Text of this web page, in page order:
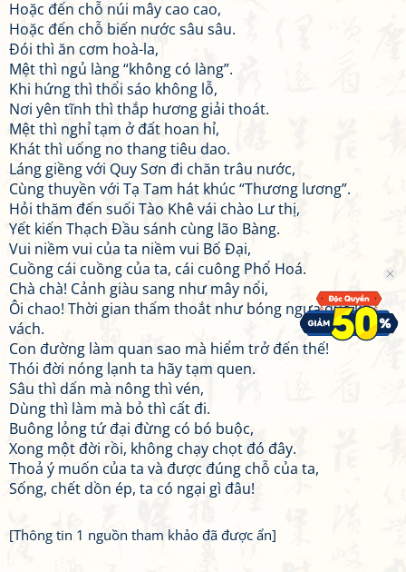
Hoặc đến chỗ núi mây cao cao,
Hoặc đến chỗ biến nước sâu sâu.
Đói thì ăn cơm hoà-la,
Mệt thì ngủ làng “không có làng”.
Khi hứng thì thổi sáo không lỗ,
Nơi yên tĩnh thì thắp hương giải thoát.
Mệt thì nghỉ tạm ở đất hoan hỉ,
Khát thì uống no thang tiêu dao.
Láng giềng với Quy Sơn đi chăn trâu nước,
Cùng thuyền với Tạ Tam hát khúc “Thương lương”.
Hỏi thăm đến suối Tào Khê vái chào Lư thị,
Yết kiến Thạch Đầu sánh cùng lão Bàng.
Vui niềm vui của ta niềm vui Bố Đại,
Cuồng cái cuồng của ta, cái cuông Phổ Hoá.
Chà chà! Cảnh giàu sang như mây nổi,
Ôi chao! Thời gian thấm thoắt như bóng ngựa qua kẽ
vách.
Con đường làm quan sao mà hiểm trở đến thế!
Thói đời nóng lạnh ta hãy tạm quen.
Sâu thì dấn mà nông thì vén,
Dùng thì làm mà bỏ thì cất đi.
Buông lỏng tứ đại đừng có bó buộc,
Xong một đời rồi, không chạy chọt đó đây.
Thoả ý muốn của ta và được đúng chỗ của ta,
Sống, chết dồn ép, ta có ngại gì đâu!
[Thông tin 1 nguồn tham khảo đã được ẩn]